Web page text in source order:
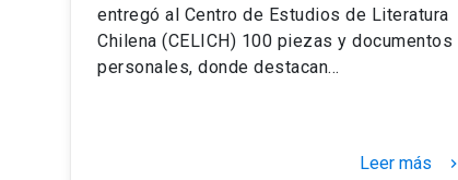
entregó al Centro de Estudios de Literatura
Chilena (CELICH) 100 piezas y documentos
personales, donde destacan…
Leer más keyboard_arrow_right